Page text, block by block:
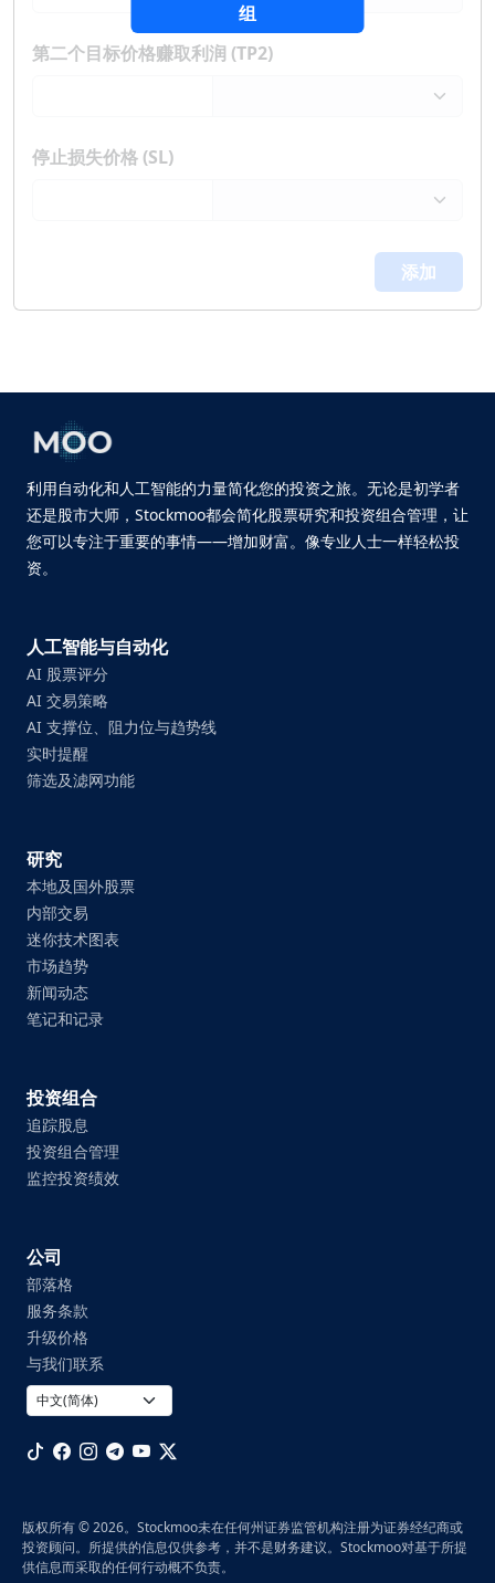
组
第二个目标价格赚取利润 (TP2)
停止损失价格 (SL)
添加
利用自动化和人工智能的力量简化您的投资之旅。无论是初学者
还是股市大师，Stockmoo都会简化股票研究和投资组合管理，让
您可以专注于重要的事情——增加财富。像专业人士一样轻松投
资。
人工智能与自动化
AI 股票评分
AI 交易策略
AI 支撑位、阻力位与趋势线
实时提醒
筛选及滤网功能
研究
本地及国外股票
内部交易
迷你技术图表
市场趋势
新闻动态
笔记和记录
投资组合
追踪股息
投资组合管理
监控投资绩效
公司
部落格
服务条款
升级价格
与我们联系
版权所有 © 2026。Stockmoo未在任何州证券监管机构注册为证券经纪商或
投资顾问。所提供的信息仅供参考，并不是财务建议。Stockmoo对基于所提
供信息而采取的任何行动概不负责。